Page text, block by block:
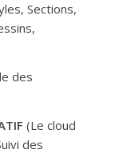
Sections,
des
(Le cloud
des